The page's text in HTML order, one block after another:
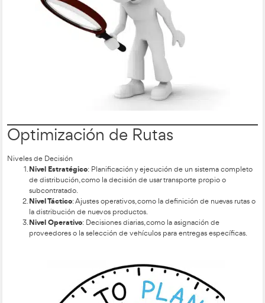
Paso 5: Ajuste de Variables Básicas y No Básicas
Seleccionar la celda no básica con el mayor valor negativo
crear un circuito y ajustar las variables básicas y no básicas.
comienza y termina en la variable no básica seleccionada y
segmentos horizontales y verticales con extremos en
Paso 6: Reajuste de Valores
Ajustar los valores de las variables básicas para satisfacer las
valor posible sin que ninguna de las variables básicas se
Luego, volver al paso 2.